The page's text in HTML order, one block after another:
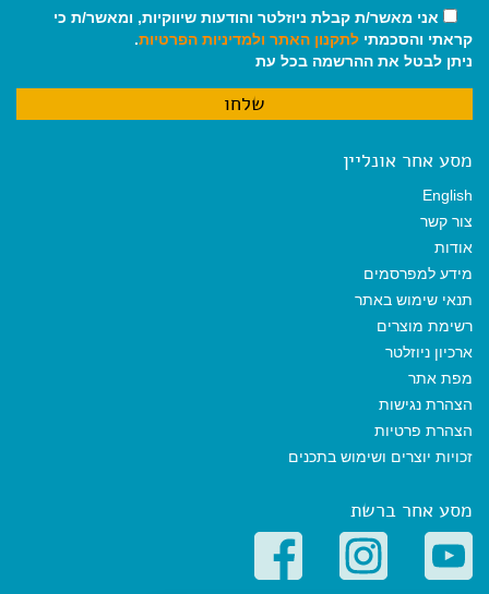
אני מאשר/ת קבלת ניוזלטר והודעות שיווקיות, ומאשר/ת כי
קראתי והסכמתי לתקנון האתר ולמדיניות הפרטיות.
ניתן לבטל את ההרשמה בכל עת
מסע אחר אונליין
English
צור קשר
אודות
מידע למפרסמים
תנאי שימוש באתר
רשימת מוצרים
ארכיון ניוזלטר
מפת אתר
הצהרת נגישות
הצהרת פרטיות
זכויות יוצרים ושימוש בתכנים
מסע אחר ברשת